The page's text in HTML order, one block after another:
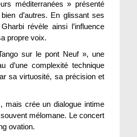
méditerranées » présenté
d’autres. En glissant ses
révèle ainsi l’influence
propre voix.
sur le pont Neuf », une
d’une complexité technique
sa virtuosité, sa précision et
mais crée un dialogue intime
mélomane. Le concert
ovation.